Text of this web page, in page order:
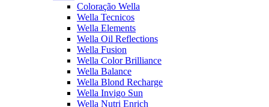
Coloração Wella
Wella Tecnicos
Wella Elements
Wella Oil Reflections
Wella Fusion
Wella Color Brilliance
Wella Balance
Wella Blond Recharge
Wella Invigo Sun
Wella Nutri Enrich